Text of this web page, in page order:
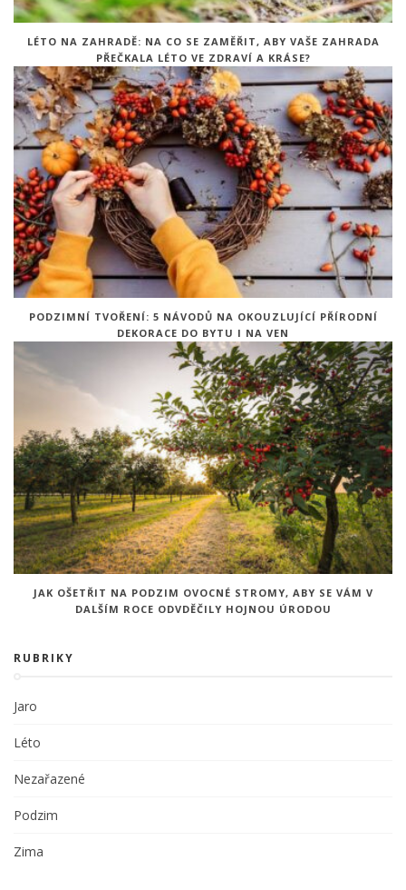
LÉTO NA ZAHRADĚ: NA CO SE ZAMĚŘIT, ABY VAŠE ZAHRADA
PŘEČKALA LÉTO VE ZDRAVÍ A KRÁSE?
PODZIMNÍ TVOŘENÍ: 5 NÁVODŮ NA OKOUZLUJÍCÍ PŘÍRODNÍ
DEKORACE DO BYTU I NA VEN
JAK OŠETŘIT NA PODZIM OVOCNÉ STROMY, ABY SE VÁM V
DALŠÍM ROCE ODVDĚČILY HOJNOU ÚRODOU
RUBRIKY
Jaro
Léto
Nezařazené
Podzim
Zima